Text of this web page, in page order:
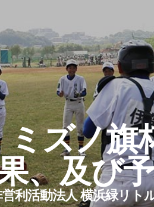
ズノ旗
、及び
利活動法人 横浜緑リト